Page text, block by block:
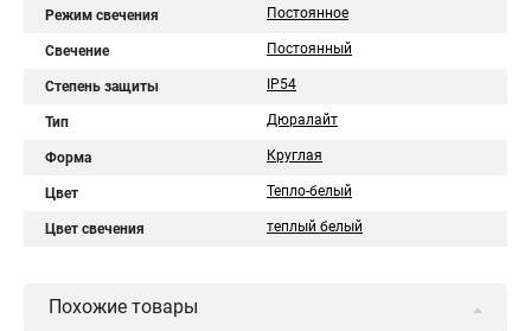
Режим свечения Постоянное
Свечение Постоянный
Степень защиты IP54
Тип Дюралайт
Форма Круглая
Цвет Тепло-белый
Цвет свечения теплый белый
Похожие товары